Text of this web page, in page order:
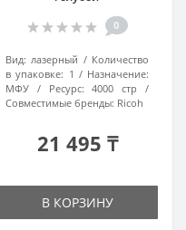
0
Вид: лазерный
Количество
в упаковке: 1
Назначение:
МФУ
Ресурс:
4000 стр
Совместимые бренды: Ricoh
21 495 ₸
В КОРЗИНУ